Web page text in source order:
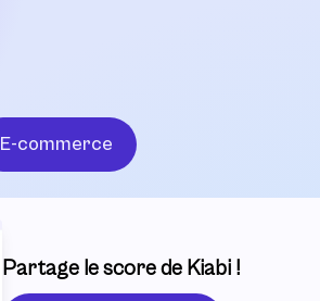
E-commerce
Partage le score de Kiabi !